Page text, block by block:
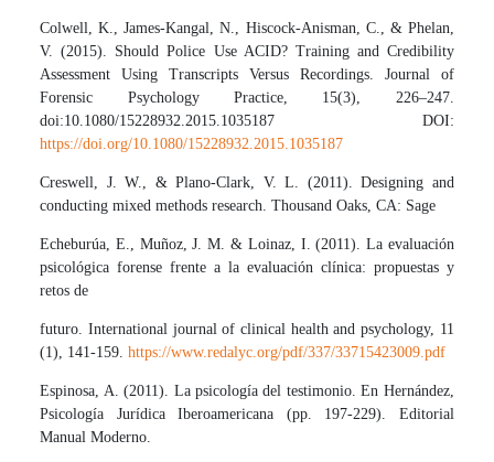
Colwell, K., James-Kangal, N., Hiscock-Anisman, C., & Phelan,
V. (2015). Should Police Use ACID? Training and Credibility
Assessment Using Transcripts Versus Recordings. Journal of
Forensic Psychology Practice, 15(3), 226–247.
doi:10.1080/15228932.2015.1035187 DOI:
https://doi.org/10.1080/15228932.2015.1035187
Creswell, J. W., & Plano-Clark, V. L. (2011). Designing and
conducting mixed methods research. Thousand Oaks, CA: Sage
Echeburúa, E., Muñoz, J. M. & Loinaz, I. (2011). La evaluación
psicológica forense frente a la evaluación clínica: propuestas y
retos de
futuro. International journal of clinical health and psychology, 11
(1), 141-159.https://www.redalyc.org/pdf/337/33715423009.pdf
Espinosa, A. (2011). La psicología del testimonio. En Hernández,
Psicología Jurídica Iberoamericana (pp. 197-229). Editorial
Manual Moderno.